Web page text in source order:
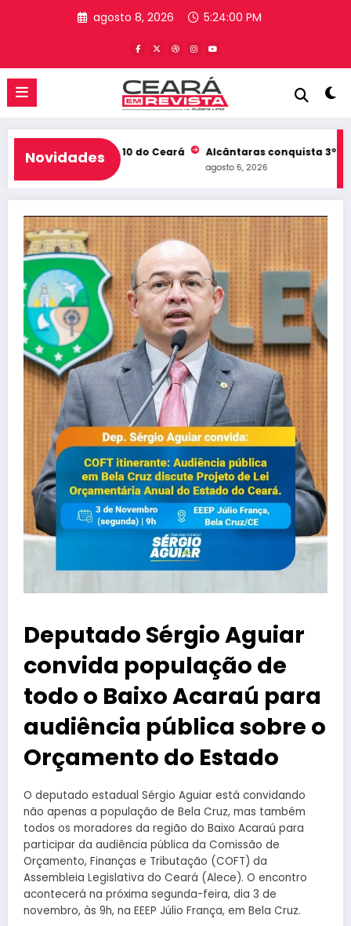
agosto 8, 2026 5:24:01 PM
Novidades
entra no Top 10 do Ceará Alcântaras conquista 3º lugar
agosto 6, 2026
Deputado Sérgio Aguiar
convida população de
todo o Baixo Acaraú para
audiência pública sobre o
Orçamento do Estado
O deputado estadual Sérgio Aguiar está convidando
não apenas a população de Bela Cruz, mas também
todos os moradores da região do Baixo Acaraú para
participar da audiência pública da Comissão de
Orçamento, Finanças e Tributação (COFT) da
Assembleia Legislativa do Ceará (Alece). O encontro
acontecerá na próxima segunda-feira, dia 3 de
novembro, às 9h, na EEEP Júlio França, em Bela Cruz.